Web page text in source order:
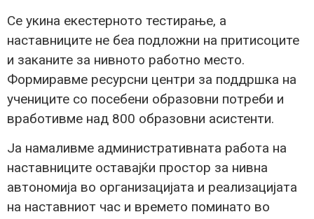
Се укина екестерното тестирање, а
наставниците не беа подложни на притисоците
и заканите за нивното работно место.
Формиравме ресурсни центри за поддршка на
учениците со посебени образовни потреби и
вработивме над 800 образовни асистенти.
Ја намаливме административната работа на
наставниците оставајќи простор за нивна
автономија во организацијата и реализацијата
на наставниот час и времето поминато во